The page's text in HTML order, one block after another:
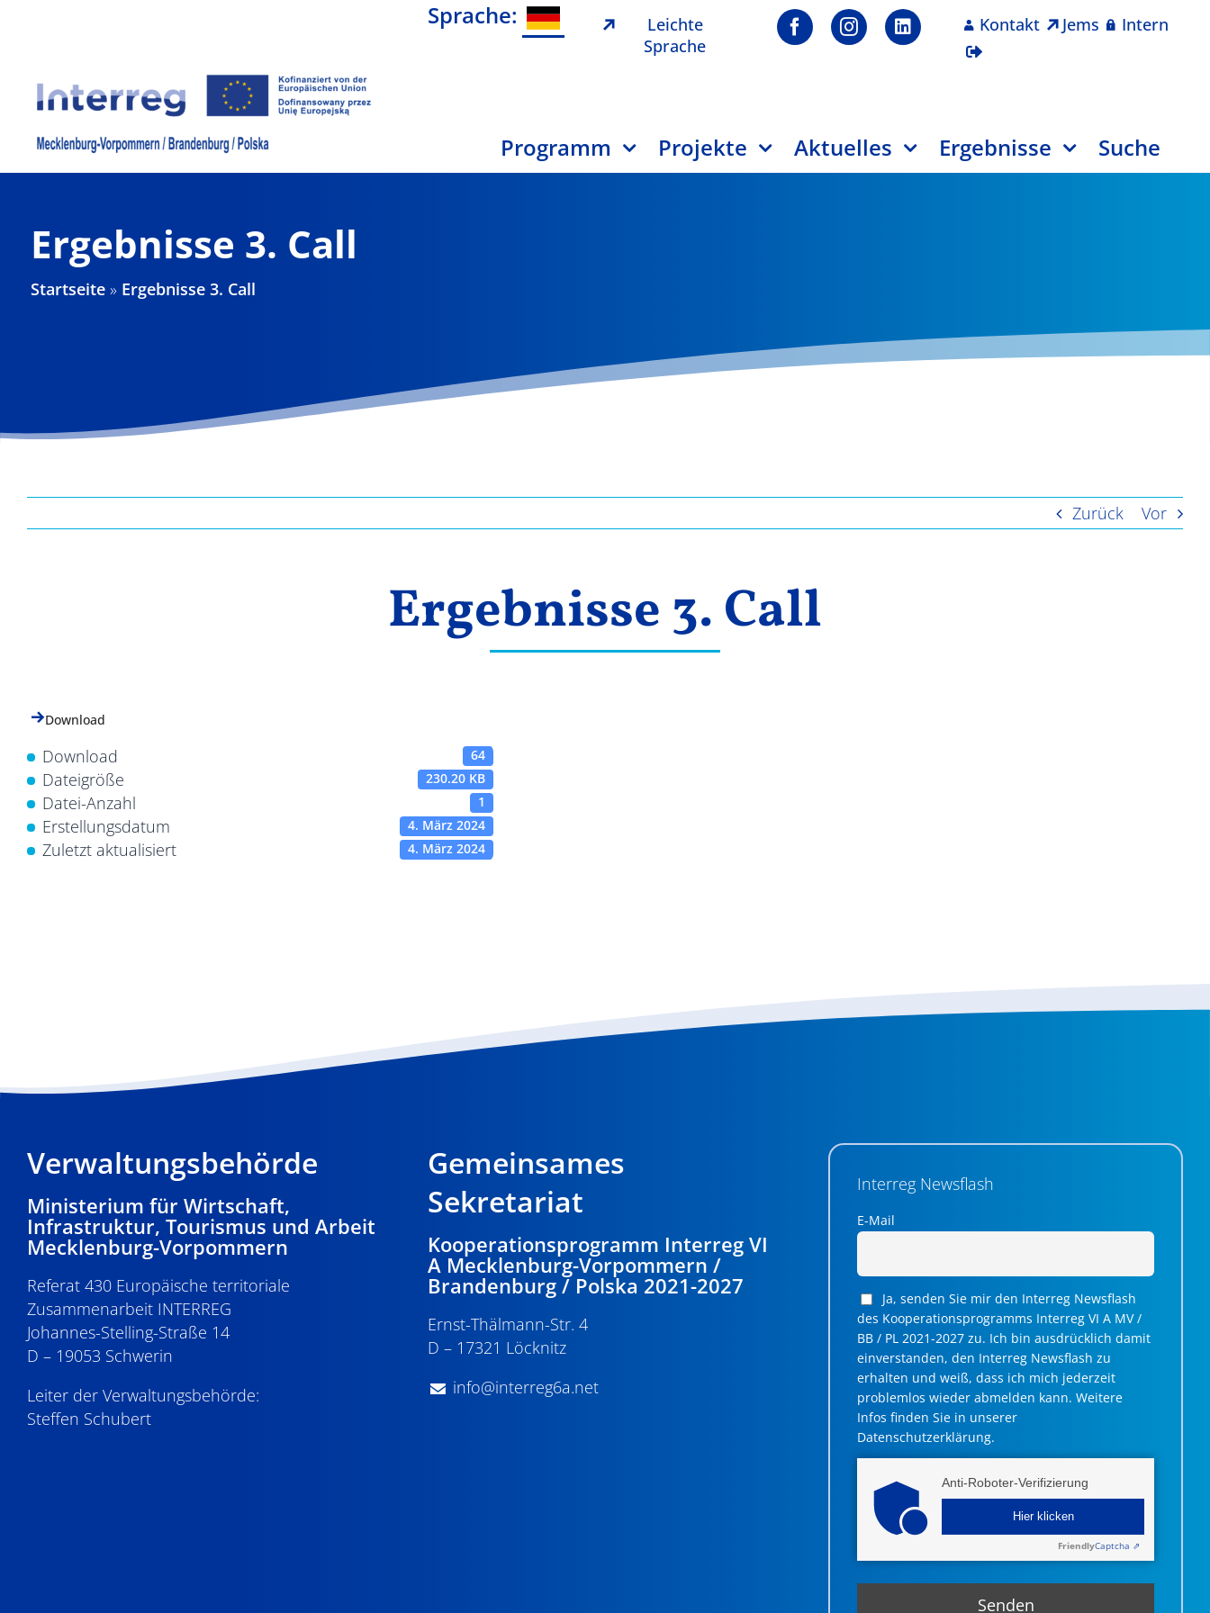
Sprache:
Leichte
Sprache
Kontakt Jems Intern
Programm Projekte Aktuelles Ergebnisse Suche
Ergebnisse 3. Call
Startseite » Ergebnisse 3. Call
Zurück Vor
Ergebnisse 3. Call
Download
Download 64
Dateigröße 230.20 KB
Datei-Anzahl 1
Erstellungsdatum 4. März 2024
Zuletzt aktualisiert 4. März 2024
Verwaltungsbehörde
Ministerium für Wirtschaft,
Infrastruktur, Tourismus und Arbeit
Mecklenburg-Vorpommern
Referat 430 Europäische territoriale
Zusammenarbeit INTERREG
Johannes-Stelling-Straße 14
D – 19053 Schwerin
Leiter der Verwaltungsbehörde:
Steffen Schubert
Gemeinsames
Sekretariat
Kooperationsprogramm Interreg VI
A Mecklenburg-Vorpommern /
Brandenburg / Polska 2021-2027
Ernst-Thälmann-Str. 4
D – 17321 Löcknitz
info@interreg6a.net
Interreg Newsflash
E-Mail
Ja, senden Sie mir den Interreg Newsflash
des Kooperationsprogramms Interreg VI A MV /
BB / PL 2021-2027 zu. Ich bin ausdrücklich damit
einverstanden, den Interreg Newsflash zu
erhalten und weiß, dass ich mich jederzeit
problemlos wieder abmelden kann. Weitere
Infos finden Sie in unserer
Datenschutzerklärung.
Anti-Roboter-Verifizierung
Hier klicken
FriendlyCaptcha ⇗